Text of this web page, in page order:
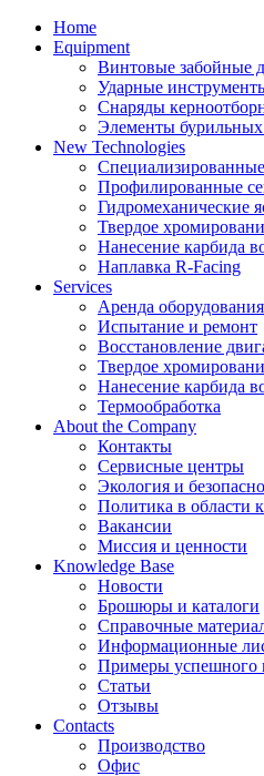
Home
Equipment
Винтовые забойные
Ударные
Снаряды
Элементы
New Technologies
Профилированные
Гидромеханические
Твердое
Нанесение карбида
Наплавка R-Facing
Services
Аренда оборудования
Испытание и ремонт
Восстановление
Твердое
Нанесение карбида
Термообработка
About the Company
Контакты
Сервисные центры
Экология и
Политика в области
Вакансии
Миссия и ценности
Knowledge Base
Новости
Брошюры и каталоги
Справочные
Информационные
Примеры успешного
Статьи
Отзывы
Contacts
Производство
Офис